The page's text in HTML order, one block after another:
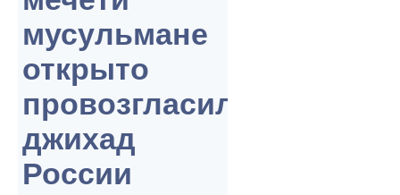
мусульмане
открыто
провозгласили
джихад
России